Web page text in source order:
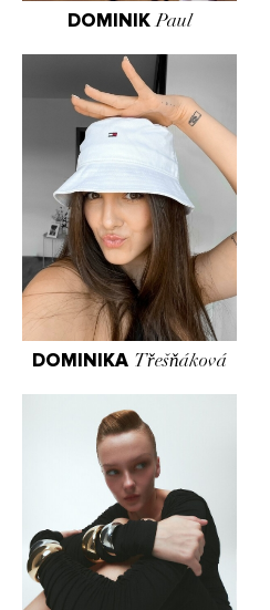
DOMINIK Paul
DOMINIKA Třešňáková